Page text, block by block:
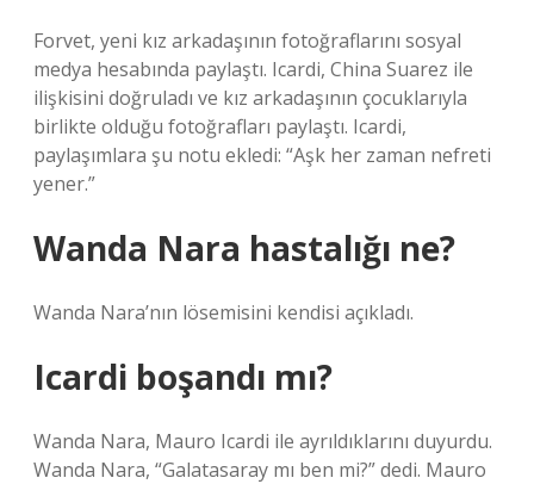
Forvet, yeni kız arkadaşının fotoğraflarını sosyal
medya hesabında paylaştı. Icardi, China Suarez ile
ilişkisini doğruladı ve kız arkadaşının çocuklarıyla
birlikte olduğu fotoğrafları paylaştı. Icardi,
paylaşımlara şu notu ekledi: “Aşk her zaman nefreti
yener.”
Wanda Nara hastalığı ne?
Wanda Nara’nın lösemisini kendisi açıkladı.
Icardi boşandı mı?
Wanda Nara, Mauro Icardi ile ayrıldıklarını duyurdu.
Wanda Nara, “Galatasaray mı ben mi?” dedi. Mauro